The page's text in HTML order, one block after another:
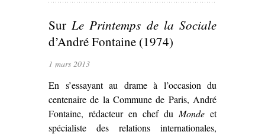
de la
SurLe Printemps de la Sociale
d’André Fontaine (1974)
1 mars 2013
En s’essayant au drame à l’occasion du
centenaire de la Commune de Paris, André
Fontaine, rédacteur en chef duMonde et
spécialiste des relations internationales,